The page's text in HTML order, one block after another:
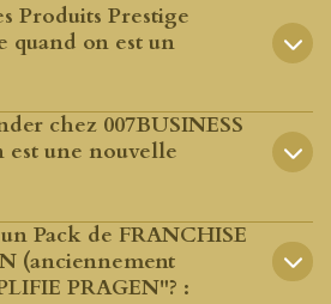
Produits Prestige
quand on est un
chez 007BUSINESS
est une nouvelle
Pack de FRANCHISE
(anciennement
PRAGEN"? :